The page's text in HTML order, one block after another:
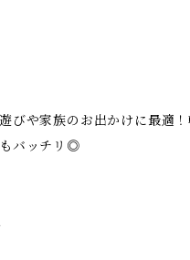
びや家族のお出かけに最適！
バッチリ◎